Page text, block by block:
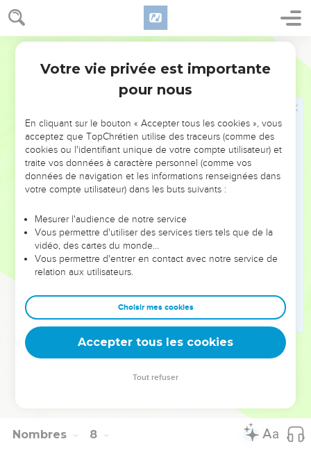
Nombres 7
boucs et 5 agneaux d'un an. Telle fut l'offrande d'Ahira, fils
84
de l'autel, le jour où on le consacra par onction : 12 plats en
argent, 12 bassins en argent, 12 coupes en or.
chaque bassin pesait 700 grammes, ce qui fit pour l'argent
de ces ustensiles un total de 24 kilos d’après la valeur étalon
du sanctuaire.
Les 12 coupes en or pleines de parfum, à 100 grammes la
coupe d’après la valeur étalon du sanctuaire, firent pour l'or
Total des animaux pour l'holocauste : 12 taureaux, 12
béliers, 12 agneaux d'un an, avec les offrandes qui les
accompagnaient. 12 boucs pour le sacrifice d'expiation.
88
bœufs, 60 béliers, 60 boucs, 60 agneaux d'un an. Tels furent
les dons pour la dédicace de l'autel, une fois qu'on l'eut
consacré par onction.
Lorsque Moïse entrait dans la tente de la rencontre pour
parler avec l'Eternel, il entendait la voix lui parler du haut du
Nombres 8
Votre vie privée est importante
pour nous
En cliquant sur le bouton « Accepter tous les cookies », vous
acceptez que TopChrétien utilise des traceurs (comme des
cookies ou l'identifiant unique de votre compte utilisateur) et
traite vos données à caractère personnel (comme vos
données de navigation et les informations renseignées dans
votre compte utilisateur) dans les buts suivants :
Mesurer l'audience de notre service
Vous permettre d'utiliser des services tiers tels que de la
vidéo, des cartes du monde…
Vous permettre d'entrer en contact avec notre service de
relation aux utilisateurs.
Choisir mes cookies
Accepter tous les cookies
Tout refuser